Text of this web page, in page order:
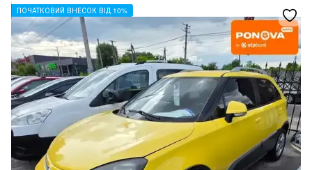
ПОЧАТКОВИЙ ВНЕСОК ВІД 10%